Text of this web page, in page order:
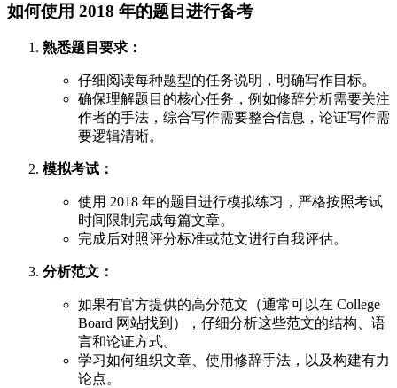
如何使用 2018 年的题目进行备考
熟悉题目要求：
仔细阅读每种题型的任务说明，明确写作目标。
确保理解题目的核心任务，例如修辞分析需要关注
作者的手法，综合写作需要整合信息，论证写作需
要逻辑清晰。
模拟考试：
使用 2018 年的题目进行模拟练习，严格按照考试
时间限制完成每篇文章。
完成后对照评分标准或范文进行自我评估。
分析范文：
如果有官方提供的高分范文（通常可以在 College
Board 网站找到），仔细分析这些范文的结构、语
言和论证方式。
学习如何组织文章、使用修辞手法，以及构建有力
论点。